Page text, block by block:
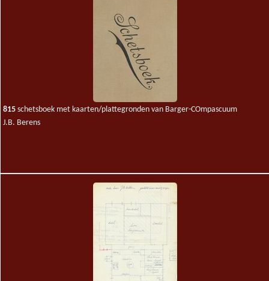
815 schetsboek met kaarten/plattegronden van Barger-COmpascuum
J.B. Berens